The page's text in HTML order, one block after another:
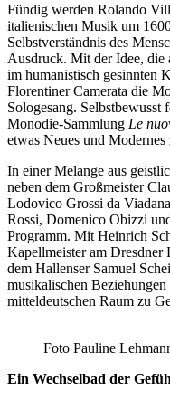
Fündig werden Rolando
italienischen Musik um
Selbstverständnis des
Ausdruck. Mit der Idee, die
im humanistisch gesinnten
Florentiner Camerata die
Sologesang.
Monodie-Sammlung Le
etwas Neues und Modernes
In einer Melange aus
neben dem Großmeister
Lodovico Grossi da
Rossi, Domenico Obizzi
Programm. Mit Heinrich
Kapellmeister am
dem Hallenser Samuel
musikalischen
mitteldeutschen Raum zu
Foto Pauline
Ein Wechselbad der